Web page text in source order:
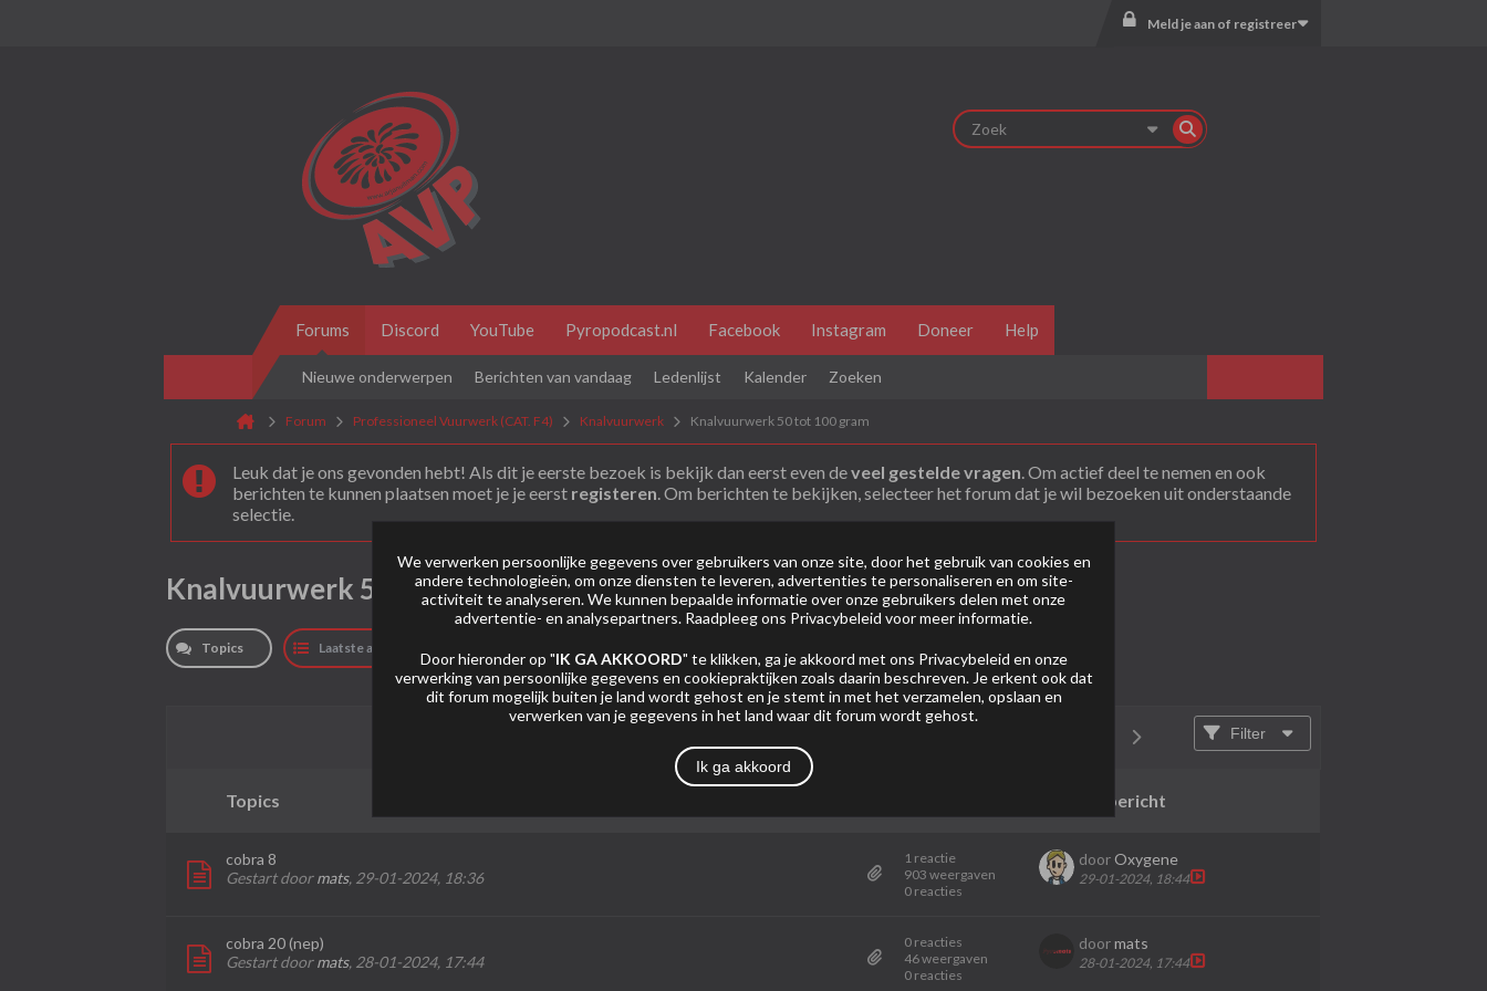
Meld je aan of registreer
Forums Discord YouTube Pyropodcast.nl Facebook Instagram Doneer Help
Nieuwe onderwerpen Berichten van vandaag Ledenlijst Kalender Zoeken
Forum Professioneel Vuurwerk (CAT. F4) Knalvuurwerk Knalvuurwerk 50 tot 100 gram
Leuk dat je ons gevonden hebt! Als dit je eerste bezoek is bekijk dan eerst even deveel gestelde vragen. Om actief deel te nemen en ook
berichten te kunnen plaatsen moet je je eerst registeren. Om berichten te bekijken, selecteer het forum dat je wil bezoeken uit onderstaande
selectie.
Knalvuurwerk 50 tot 100 gram
Topics Laatste activiteit
Filter
Topics Laatste bericht
cobra 8
Gestart doormats, 29-01-2024, 18:36
1 reactie
903 weergaven
0 reacties
door Oxygene
29-01-2024, 18:44
cobra 20 (nep)
Gestart doormats, 28-01-2024, 17:44
0 reacties
46 weergaven
0 reacties
doormats
28-01-2024, 17:44
We verwerken persoonlijke gegevens over gebruikers van onze site, door het gebruik van cookies en
andere technologieën, om onze diensten te leveren, advertenties te personaliseren en om site-
activiteit te analyseren. We kunnen bepaalde informatie over onze gebruikers delen met onze
advertentie- en analysepartners. Raadpleeg ons Privacybeleid voor meer informatie.
Door hieronder op "IK GA AKKOORD" te klikken, ga je akkoord met ons Privacybeleid en onze
verwerking van persoonlijke gegevens en cookiepraktijken zoals daarin beschreven. Je erkent ook dat
dit forum mogelijk buiten je land wordt gehost en je stemt in met het verzamelen, opslaan en
verwerken van je gegevens in het land waar dit forum wordt gehost.
Ik ga akkoord